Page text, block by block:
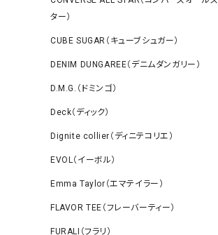
ター）
CUBE SUGAR（キューブシュガー）
DENIM DUNGAREE（デニムダンガリー）
D.M.G.（ドミンゴ）
Deck（ディック）
Dignite collier（ディニテコリエ）
EVOL（イーボル）
Emma Taylor（エマテイラー）
FLAVOR TEE（フレーバーティー）
FURALI（フラリ）